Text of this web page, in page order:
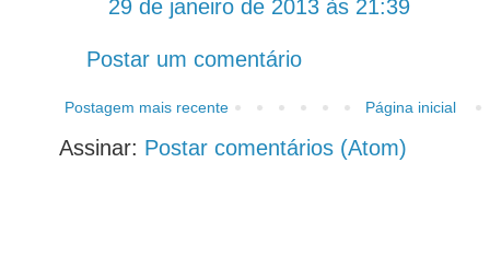
29 de janeiro de 2013 às 21:39
Postar um comentário
Postagem mais recente Página inicial
Assinar: Postar comentários (Atom)